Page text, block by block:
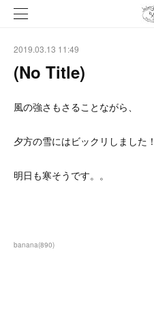
2019.03.13 11:49
(No Title)
風の強さもさることながら、
夕方の雪にはビックリしました！
明日も寒そうです。。
banana(890)